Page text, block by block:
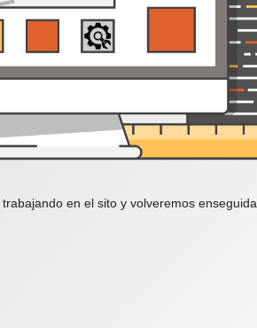
en el sito y volveremos enseguida.